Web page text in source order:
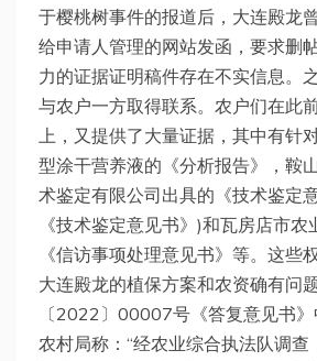
于樱桃树事件的报道后，大连殿龙
给申请人管理的网站发函，要求删
力的证据证明稿件存在不实信息。
与农户一方取得联系。农户们在此
上，又提供了大量证据，其中有针
型涂干营养液的《分析报告》，鞍
术鉴定有限公司出具的《技术鉴定
《技术鉴定意见书》)和瓦房店市农
《信访事项处理意见书》等。这些
大连殿龙的植保方案和农资确有问
〔2022〕00007号《答复意见书
农村局称：“经农业综合执法队调查